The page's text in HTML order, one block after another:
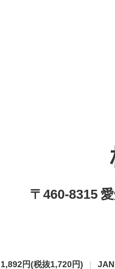
〒460-8315
1,892円(税抜1,720円)